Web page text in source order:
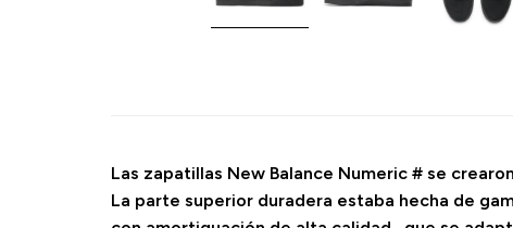
Las zapatillas New Balance Numeric # se
La parte superior duradera estaba hecha de